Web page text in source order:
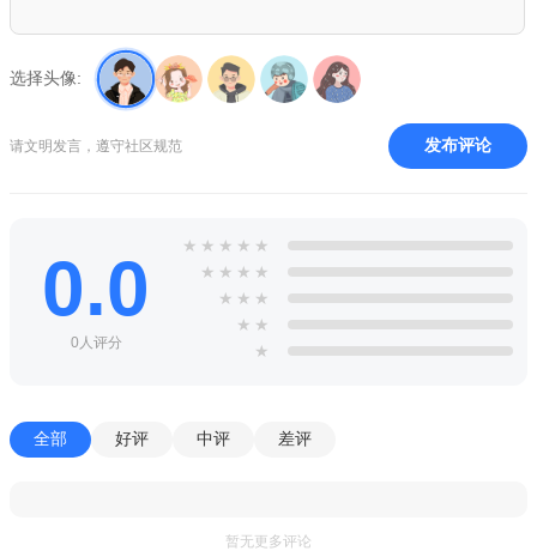
3、家装设计：3万名牛掰室内设计师，一对一家装设计服
务，新房、旧房、小户型、二手房装修设计不犯愁
4、实拍案例：近期家装案例，来至真实业主的实拍家装案
例，值得信赖的装修管家
选择头像:
请文明发言，遵守社区规范 发布评论
0.0
0人评分
★ ★ ★ ★ ★
★ ★ ★ ★
★ ★ ★
★ ★
★
全部 好评 中评 差评
暂无更多评论